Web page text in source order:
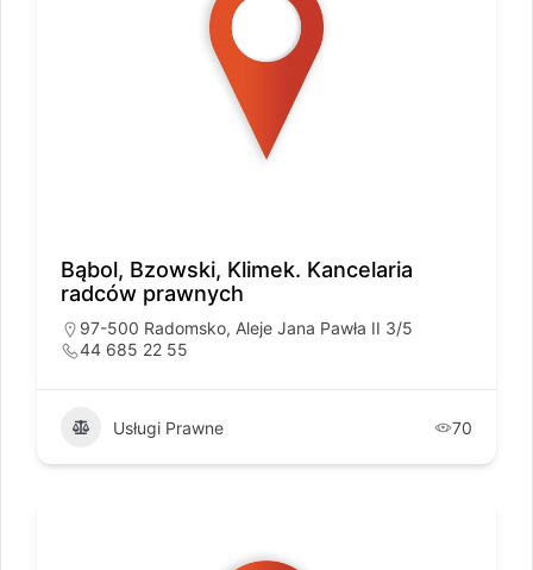
Bąbol, Bzowski, Klimek. Kancelaria
radców prawnych
97-500 Radomsko, Aleje Jana Pawła II 3/5
44 685 22 55
Usługi Prawne 70